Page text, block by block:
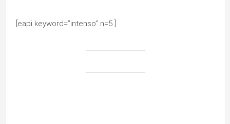
[eapi keyword=”intenso” n=5 ]